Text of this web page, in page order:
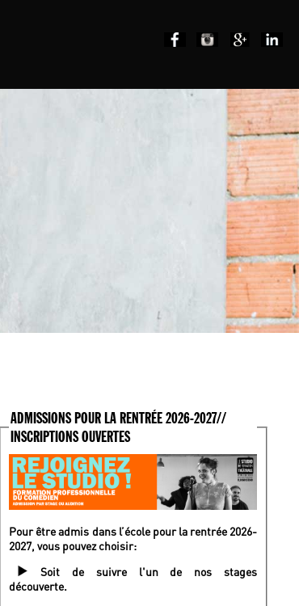
ADMISSIONS POUR LA RENTRÉE 2026-2027//
INSCRIPTIONS OUVERTES
Pour être admis dans l’école pour la rentrée 2026-
2027, vous pouvez choisir:
Soit de suivre l'un de nos stages
découverte.